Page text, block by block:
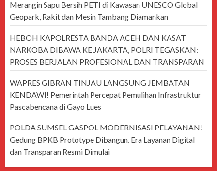
Merangin Sapu Bersih PETI di Kawasan UNESCO Global
Geopark, Rakit dan Mesin Tambang Diamankan
HEBOH KAPOLRESTA BANDA ACEH DAN KASAT
NARKOBA DIBAWA KE JAKARTA, POLRI TEGASKAN:
PROSES BERJALAN PROFESIONAL DAN TRANSPARAN
WAPRES GIBRAN TINJAU LANGSUNG JEMBATAN
KENDAWI! Pemerintah Percepat Pemulihan Infrastruktur
Pascabencana di Gayo Lues
POLDA SUMSEL GASPOL MODERNISASI PELAYANAN!
Gedung BPKB Prototype Dibangun, Era Layanan Digital
dan Transparan Resmi Dimulai